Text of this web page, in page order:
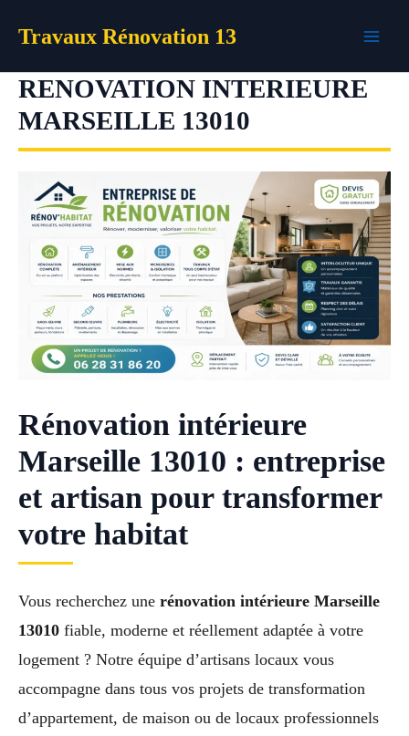
Travaux Rénovation 13
RENOVATION INTERIEURE
MARSEILLE 13010
Rénovation intérieure
Marseille 13010 : entreprise
et artisan pour transformer
votre habitat
Vous recherchez une rénovation intérieure Marseille
13010 fiable, moderne et réellement adaptée à votre
logement ? Notre équipe d’artisans locaux vous
accompagne dans tous vos projets de transformation
d’appartement, de maison ou de locaux professionnels